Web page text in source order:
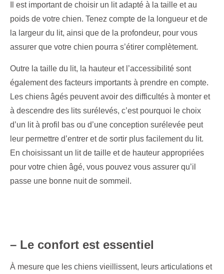
Il est important de choisir un lit adapté à la taille et au
poids de votre chien. Tenez compte de la longueur et de
la largeur du lit, ainsi que de la profondeur, pour vous
assurer que votre chien pourra s’étirer complètement.
Outre la taille du lit, la hauteur et l’accessibilité sont
également des facteurs importants à prendre en compte.
Les chiens âgés peuvent avoir des difficultés à monter et
à descendre des lits surélevés, c’est pourquoi le choix
d’un lit à profil bas ou d’une conception surélevée peut
leur permettre d’entrer et de sortir plus facilement du lit.
En choisissant un lit de taille et de hauteur appropriées
pour votre chien âgé, vous pouvez vous assurer qu’il
passe une bonne nuit de sommeil.
– Le confort est essentiel
À mesure que les chiens vieillissent, leurs articulations et